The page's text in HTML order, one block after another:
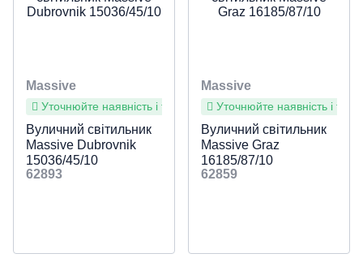
Massive
Уточнюйте наявність і терміни
Вуличний світильник
Massive Dubrovnik
15036/45/10
62893
Massive
Уточнюйте наявність і
Вуличний світильник
Massive Graz
16185/87/10
62859